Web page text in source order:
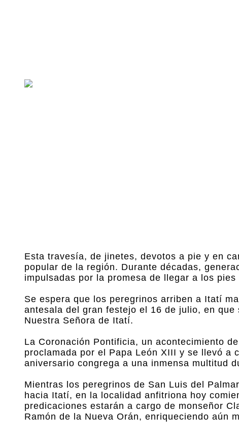
Esta travesía, de jinetes, devotos a pie y en
popular de la región. Durante décadas,
impulsadas por la promesa de llegar a los
Se espera que los peregrinos arriben a Itatí
antesala del gran festejo el 16 de julio, en
Nuestra Señora de Itatí.
La Coronación Pontificia, un acontecimiento
proclamada por el Papa León XIII y se llevó a
aniversario congrega a una inmensa multitud
Mientras los peregrinos de San Luis del
hacia Itatí, en la localidad anfitriona hoy
predicaciones estarán a cargo de monseñor
Ramón de la Nueva Orán, enriqueciendo aún